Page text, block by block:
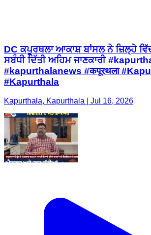
DC ਕਪੂਰਥਲਾ ਆਕਾਸ਼ ਬਾਂਸਲ ਨੇ ਜ਼ਿਲ੍ਹੇ
ਸਬੰਧੀ ਦਿੱਤੀ ਅਹਿਮ ਜਾਣਕਾਰੀ
#kapurthalanews #कपूरथला
#Kapurthala
Kapurthala, Kapurthala | Jul 16, 2026